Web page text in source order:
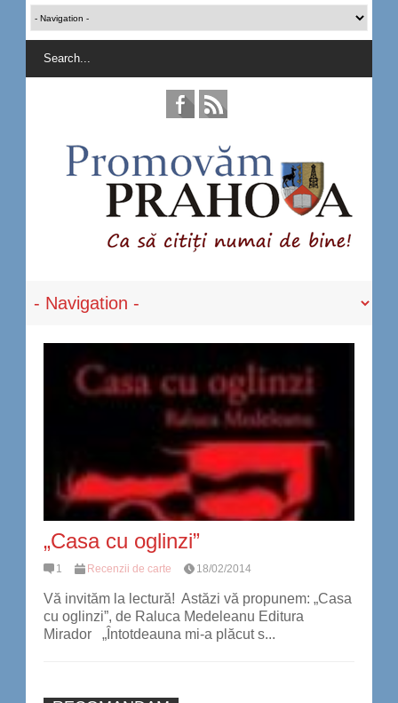
„Casa cu oglinzi”
1 Recenzii de carte 18/02/2014
Vă invităm la lectură! Astăzi vă propunem: „Casa
cu oglinzi”, de Raluca Medeleanu Editura
Mirador „Întotdeauna mi-a plăcut s...